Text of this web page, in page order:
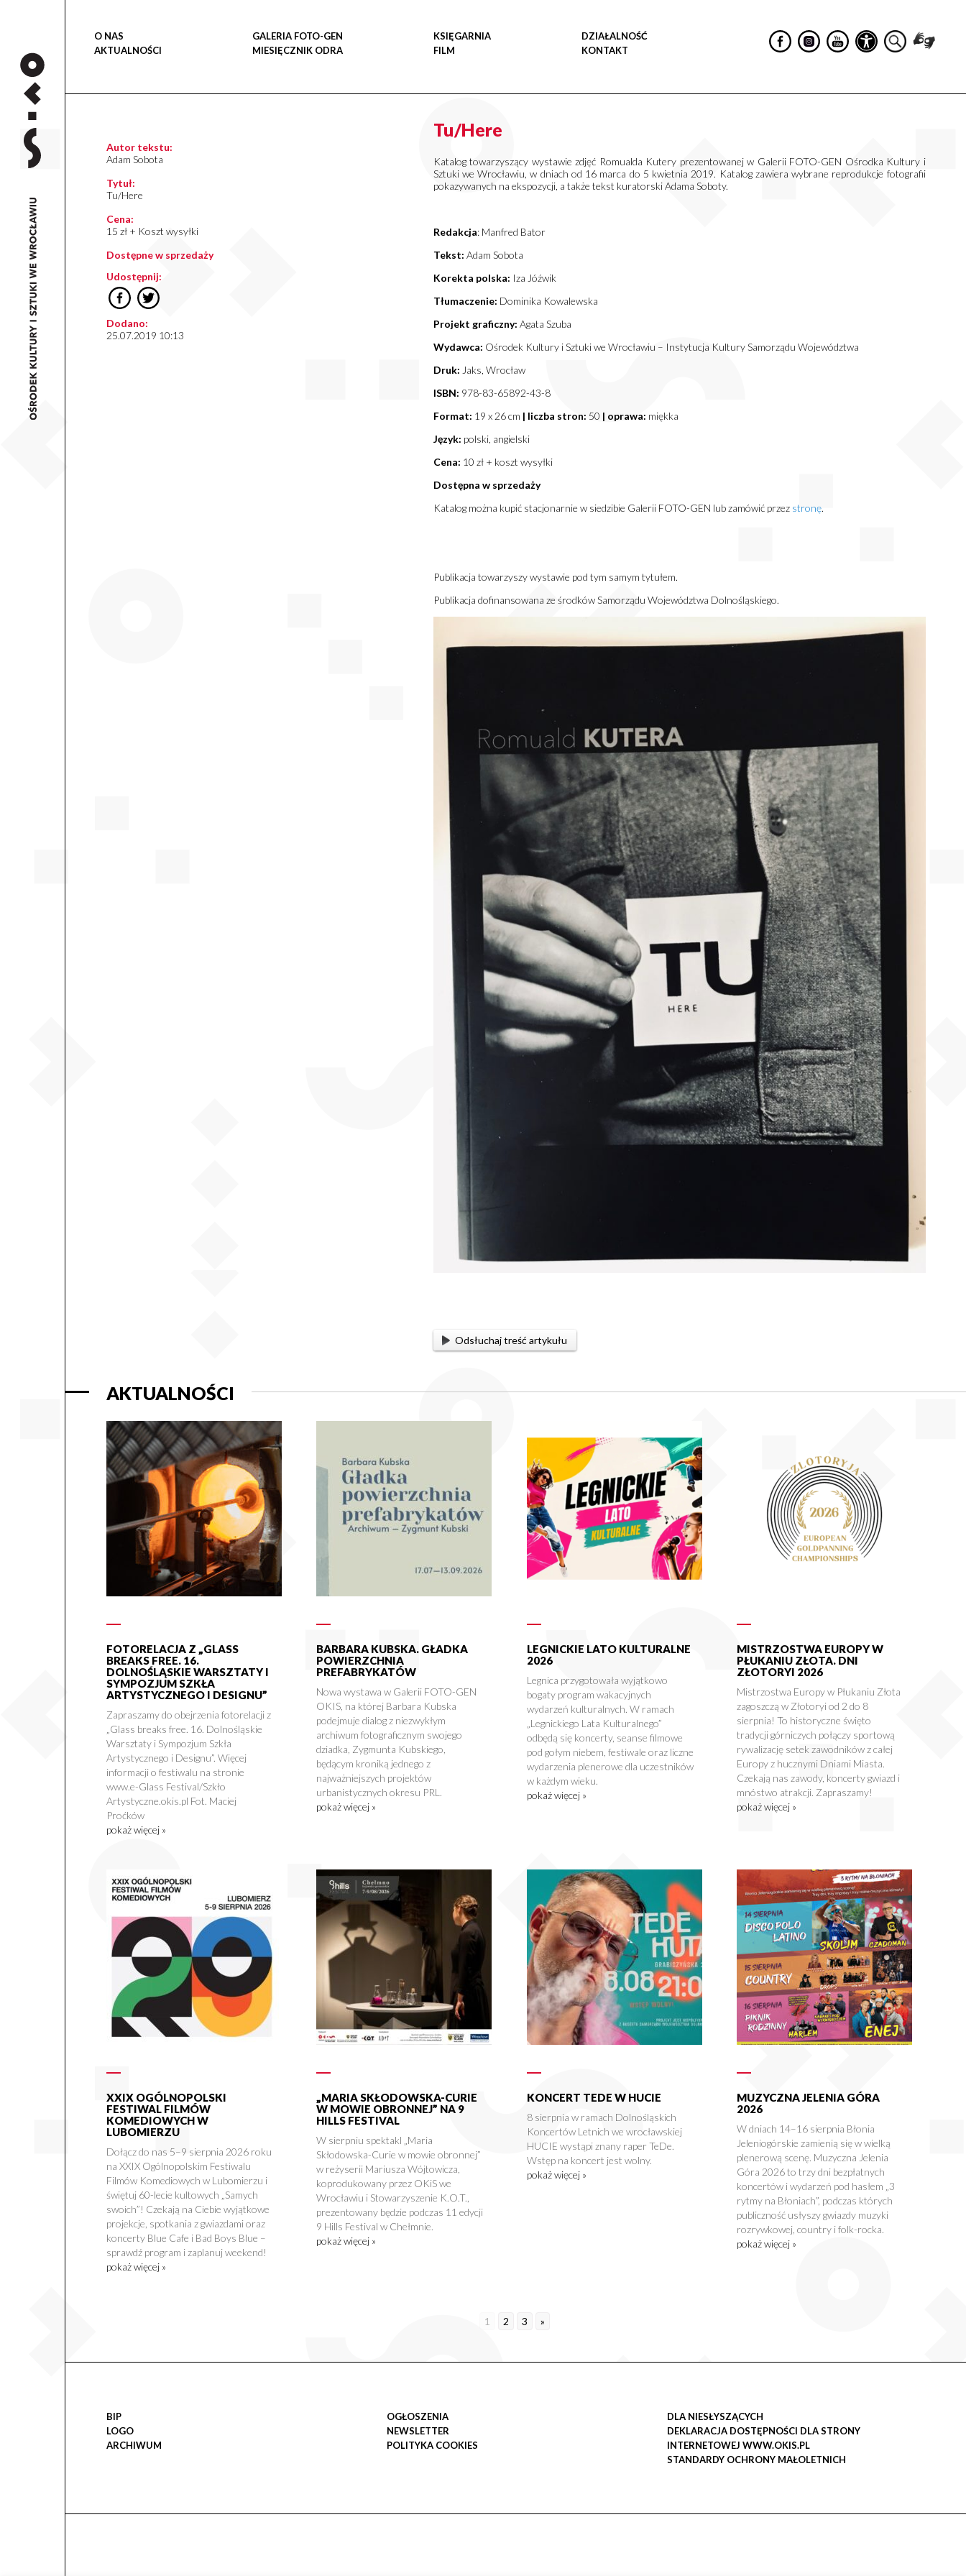
O NAS
AKTUALNOŚCI
GALERIA FOTO-GEN
MIESIĘCZNIK ODRA
KSIĘGARNIA
FILM
DZIAŁALNOŚĆ
KONTAKT
Autor tekstu:
Adam Sobota
Tytuł:
Tu/Here
Cena:
15 zł + Koszt wysyłki
Dostępne w sprzedaży
Udostępnij:
Dodano:
25.07.2019 10:13
Tu/Here
Katalog towarzyszący wystawie zdjęć Romualda Kutery prezentowanej w Galerii FOTO-GEN Ośrodka Kultury i
Sztuki we Wrocławiu, w dniach od 16 marca do 5 kwietnia 2019. Katalog zawiera wybrane reprodukcje fotografii
pokazywanych na ekspozycji, a także tekst kuratorski Adama Soboty.
Redakcja: Manfred Bator
Tekst: Adam Sobota
Korekta polska: Iza Jóźwik
Tłumaczenie: Dominika Kowalewska
Projekt graficzny: Agata Szuba
Wydawca: Ośrodek Kultury i Sztuki we Wrocławiu – Instytucja Kultury Samorządu Województwa
Druk: Jaks, Wrocław
ISBN: 978-83-65892-43-8
Format: 19 x 26 cm | liczba stron: 50 | oprawa: miękka
Język: polski, angielski
Cena: 10 zł + koszt wysyłki
Dostępna w sprzedaży
Katalog można kupić stacjonarnie w siedzibie Galerii FOTO-GEN lub zamówić przez stronę.
Publikacja towarzyszy wystawie pod tym samym tytułem.
Publikacja dofinansowana ze środków Samorządu Województwa Dolnośląskiego.
Odsłuchaj treść artykułu
AKTUALNOŚCI
FOTORELACJA Z „GLASS
BREAKS FREE. 16.
DOLNOŚLĄSKIE WARSZTATY I
SYMPOZJUM SZKŁA
ARTYSTYCZNEGO I DESIGNU”
Zapraszamy do obejrzenia fotorelacji z
„Glass breaks free. 16. Dolnośląskie
Warsztaty i Sympozjum Szkła
Artystycznego i Designu”. Więcej
informacji o festiwalu na stronie
www.e-Glass Festival/Szkło
Artystyczne.okis.pl Fot. Maciej
Proćków
pokaż więcej »
BARBARA KUBSKA. GŁADKA
POWIERZCHNIA
PREFABRYKATÓW
Nowa wystawa w Galerii FOTO-GEN
OKIS, na której Barbara Kubska
podejmuje dialog z niezwykłym
archiwum fotograficznym swojego
dziadka, Zygmunta Kubskiego,
będącym kroniką jednego z
najważniejszych projektów
urbanistycznych okresu PRL.
pokaż więcej »
LEGNICKIE LATO KULTURALNE
2026
Legnica przygotowała wyjątkowo
bogaty program wakacyjnych
wydarzeń kulturalnych. W ramach
„Legnickiego Lata Kulturalnego”
odbędą się koncerty, seanse filmowe
pod gołym niebem, festiwale oraz liczne
wydarzenia plenerowe dla uczestników
w każdym wieku.
pokaż więcej »
MISTRZOSTWA EUROPY W
PŁUKANIU ZŁOTA. DNI
ZŁOTORYI 2026
Mistrzostwa Europy w Płukaniu Złota
zagoszczą w Złotoryi od 2 do 8
sierpnia! To historyczne święto
tradycji górniczych połączy sportową
rywalizację setek zawodników z całej
Europy z hucznymi Dniami Miasta.
Czekają nas zawody, koncerty gwiazd i
mnóstwo atrakcji. Zapraszamy!
pokaż więcej »
XXIX OGÓLNOPOLSKI
FESTIWAL FILMÓW
KOMEDIOWYCH W
LUBOMIERZU
Dołącz do nas 5–9 sierpnia 2026 roku
na XXIX Ogólnopolskim Festiwalu
Filmów Komediowych w Lubomierzu i
świętuj 60-lecie kultowych „Samych
swoich”! Czekają na Ciebie wyjątkowe
projekcje, spotkania z gwiazdami oraz
koncerty Blue Cafe i Bad Boys Blue –
sprawdź program i zaplanuj weekend!
pokaż więcej »
„MARIA SKŁODOWSKA-CURIE
W MOWIE OBRONNEJ” NA 9
HILLS FESTIVAL
W sierpniu spektakl „Maria
Skłodowska-Curie w mowie obronnej”
w reżyserii Mariusza Wójtowicza,
koprodukowany przez OKiS we
Wrocławiu i Stowarzyszenie K.O.T.,
prezentowany będzie podczas 11 edycji
9 Hills Festival w Chełmnie.
pokaż więcej »
KONCERT TEDE W HUCIE
8 sierpnia w ramach Dolnośląskich
Koncertów Letnich we wrocławskiej
HUCIE wystąpi znany raper TeDe.
Wstęp na koncert jest wolny.
pokaż więcej »
MUZYCZNA JELENIA GÓRA
2026
W dniach 14–16 sierpnia Błonia
Jeleniogórskie zamienią się w wielką
plenerową scenę. Muzyczna Jelenia
Góra 2026 to trzy dni bezpłatnych
koncertów i wydarzeń pod hasłem „3
rytmy na Błoniach”, podczas których
publiczność usłyszy gwiazdy muzyki
rozrywkowej, country i folk-rocka.
pokaż więcej »
1 2 3 »
BIP
LOGO
ARCHIWUM
OGŁOSZENIA
NEWSLETTER
POLITYKA COOKIES
DLA NIESŁYSZĄCYCH
DEKLARACJA DOSTĘPNOŚCI DLA STRONY
INTERNETOWEJ WWW.OKIS.PL
STANDARDY OCHRONY MAŁOLETNICH